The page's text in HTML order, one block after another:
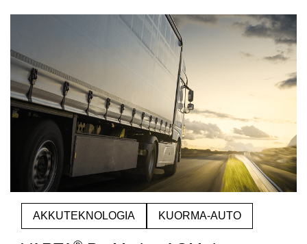
AKKUTEKNOLOGIA KUORMA-AUTO